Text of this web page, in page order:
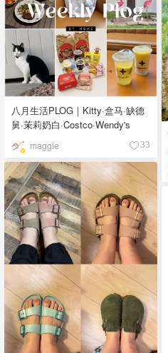
八月生活PLOG｜Kitty·盒马·缺德
舅·茉莉奶白·Costco·Wendy's
maggie 33